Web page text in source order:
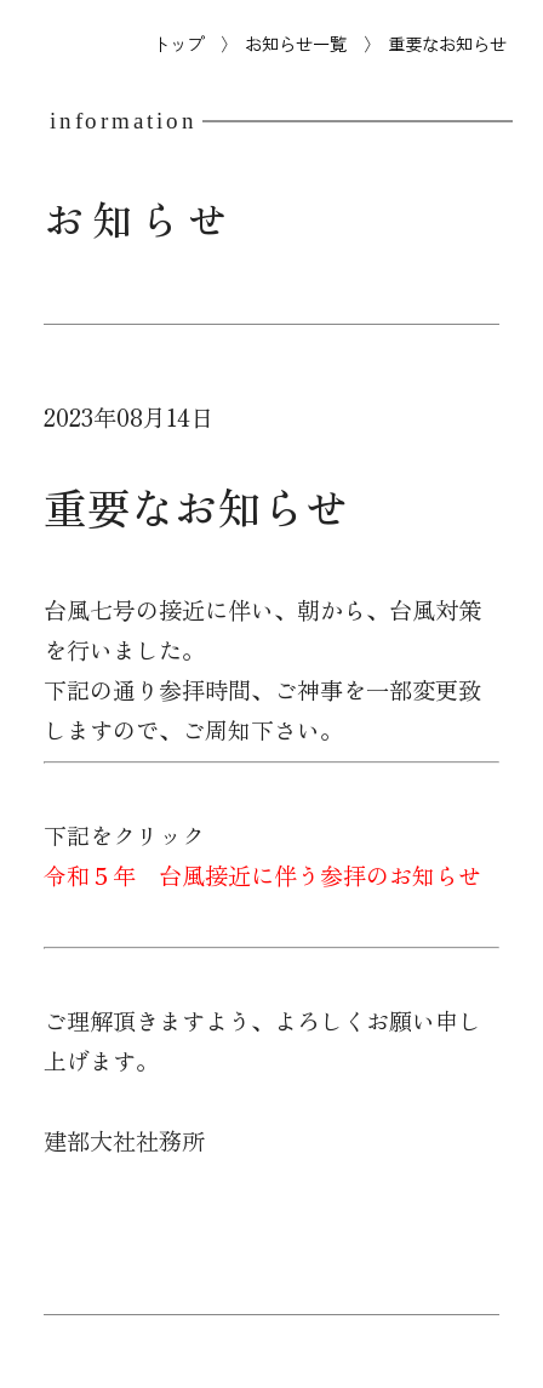
トップ お知らせ一覧 重要なお知らせ
information
お知らせ
2023年08月14日
重要なお知らせ
台風七号の接近に伴い、朝から、台風対策
を行いました。
下記の通り参拝時間、ご神事を一部変更致
しますので、ご周知下さい。
下記をクリック
令和５年 台風接近に伴う参拝のお知らせ
ご理解頂きますよう、よろしくお願い申し
上げます。
建部大社社務所